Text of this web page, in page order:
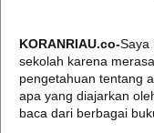
KORANRIAU.co-Saya
sekolah karena
pengetahuan tentang
apa yang diajarkan
baca dari berbagai